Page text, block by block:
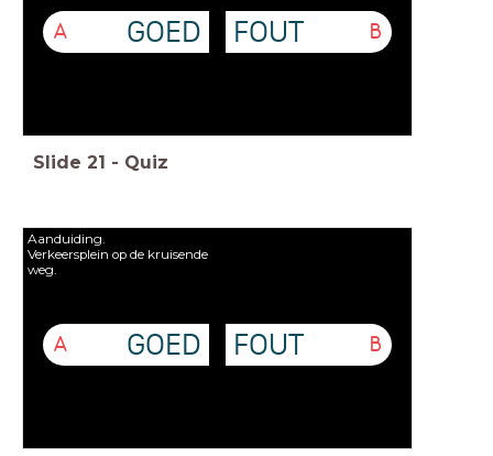
A GOED B
FOUT
Slide 21 - Quiz
Aanduiding.
Verkeersplein op de kruisende
weg.
A GOED B
FOUT